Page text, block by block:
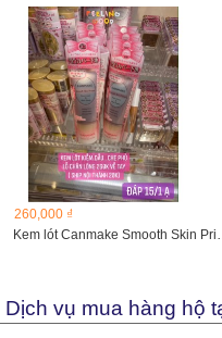
260,000 ₫
Kem lót
Dịch vụ mua hàng hộ